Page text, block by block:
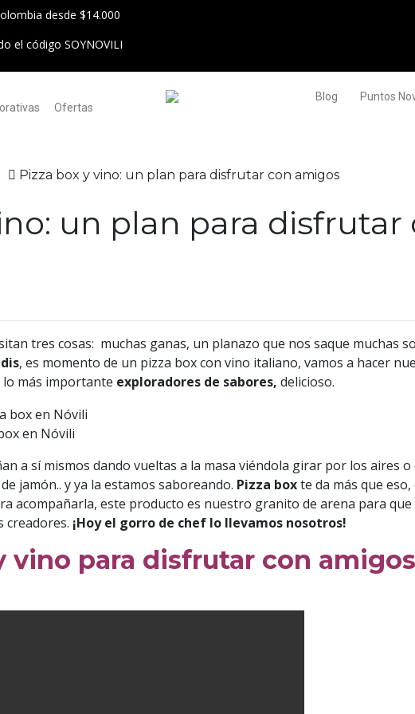
desde $14.000
el código SOYNOVILI
Ofertas
Blog Puntos
Pizza box y vino: un plan para disfrutar con amigos
un plan para
tres cosas: muchas ganas, un planazo que nos saque muchas
, es momento de un pizza box con vino italiano, vamos a hacer
más importante exploradores de sabores, delicioso.
en Nóvili
a sí mismos dando vueltas a la masa viéndola girar por los aires
jamón.. y ya la estamos saboreando. Pizza boxte da más que
acompañarla, este producto es nuestro granito de arena para
creadores. ¡Hoy el gorro de chef lo llevamos nosotros!
vino para disfrutar con